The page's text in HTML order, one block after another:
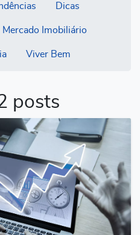
Dicas
Mercado Imobiliário
Viver Bem
posts